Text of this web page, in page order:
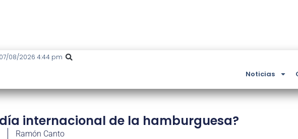
07/08/2026 4:44 pm
Noticias
internacional de la hamburguesa?
Ramón Canto